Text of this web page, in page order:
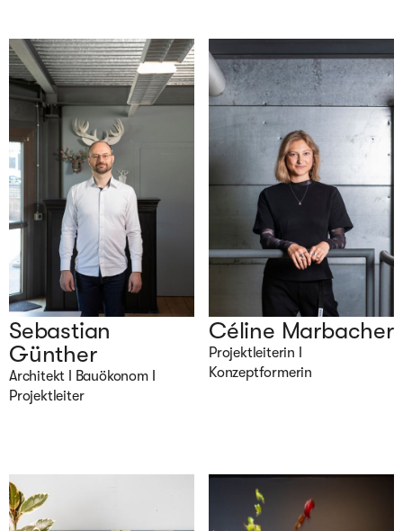
Sebastian
Günther
Architekt I Bauökonom I
Projektleiter
Céline Marbacher
Projektleiterin I
Konzeptformerin